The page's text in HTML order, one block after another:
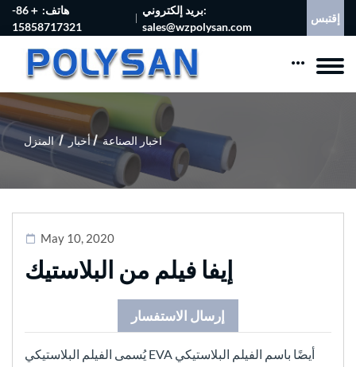
هاتف: ＋86-
15858717321
بريد إلكتروني:
sales@wzpolysan.com
إقتبس
المنزل أخبار اخبار الصناعة
May 10, 2020
إيفا فيلم من البلاستيك
إرسال الاستفسار
يُسمى الفيلم البلاستيكي EVA أيضًا باسم الفيلم البلاستيكي